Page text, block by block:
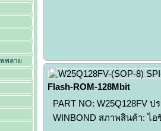
พลาย
Flash-ROM-128Mbit
PART NO: W25Q128FV
WINBOND สภาพสินค้า: ไอ